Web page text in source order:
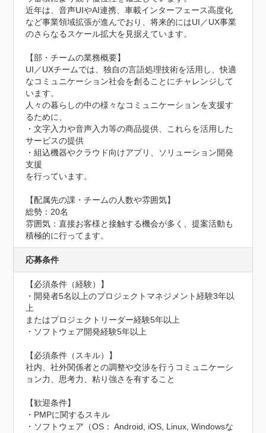
近年は、音声UIやAI連携、車載インターフェース高度化
など事業領域拡張が進んでおり、将来的にはUI／UX事業
のさらなるスケール拡大を見据えています。
【部・チームの業務概要】
UI／UXチームでは、独自の言語処理技術を活用し、快適
なコミュニケーション社会を創ることにチャレンジして
います。
人々の暮らしの中の様々なコミュニケーションを支援す
るために、
・文字入力や音声入力等の商品提供、これらを活用した
サービスの提供
・組込機器やクラウド向けアプリ、ソリューション開発
支援
を行っています。
【配属先の課・チームの人数や雰囲気】
総勢：20名
雰囲気：直接お客様と接触する機会が多く、提案活動も
積極的に行ってます。
応募条件
【必須条件（経験）】
・開発者5名以上のプロジェクトマネジメント経験3年以
上
またはプロジェクトリーダー経験5年以上
・ソフトウェア開発経験5年以上
【必須条件（スキル）】
社内、社外関係者との調整や交渉を行うコミュニケーシ
ョン力、思考力、粘り強さを有すること
【歓迎条件】
・PMPに関するスキル
・ソフトウェア（OS： Android, iOS, Linux, Windowsな